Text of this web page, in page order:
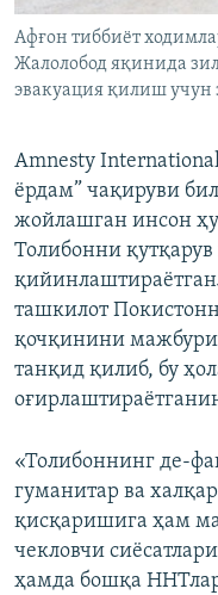
Афғон тиббиёт
Жалолобод яқинида
эвакуация қилиш учун
Amnesty
ёрдам” чақируви
жойлашган инсон
Толибонни
ташкилот
қочқинини
танқид қилиб, бу
«Толибоннинг де-
гуманитар ва
қисқаришига ҳам
чекловчи
ҳамда бошқа